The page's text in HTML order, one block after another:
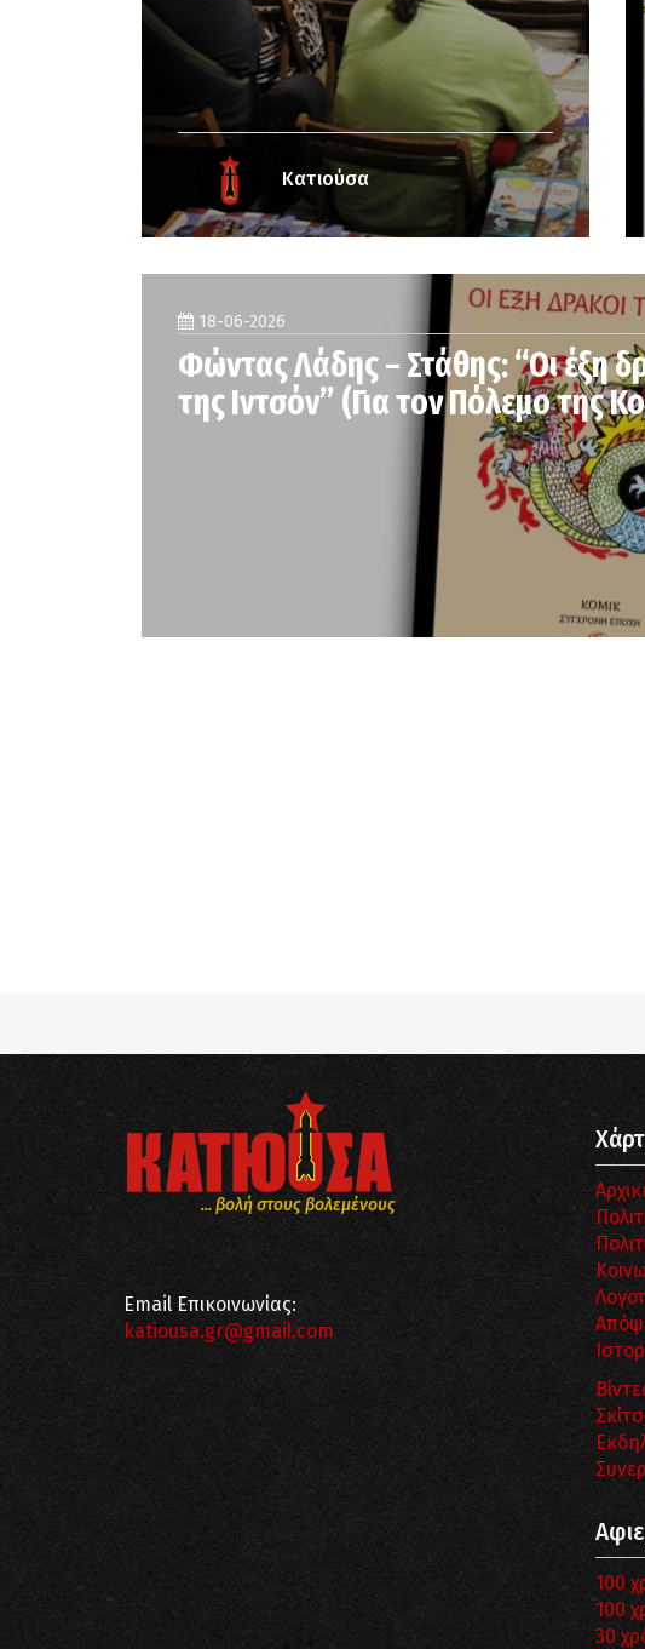
Κατιούσα
18-06-2026
Φώντας Λάδης – Στάθης: “Οι έξη
της Ιντσόν” (Για τον Πόλεμο της
... βολή στους βολεμένους
Email Επικοινωνίας:
katiousa.gr@gmail.com
100
100
30